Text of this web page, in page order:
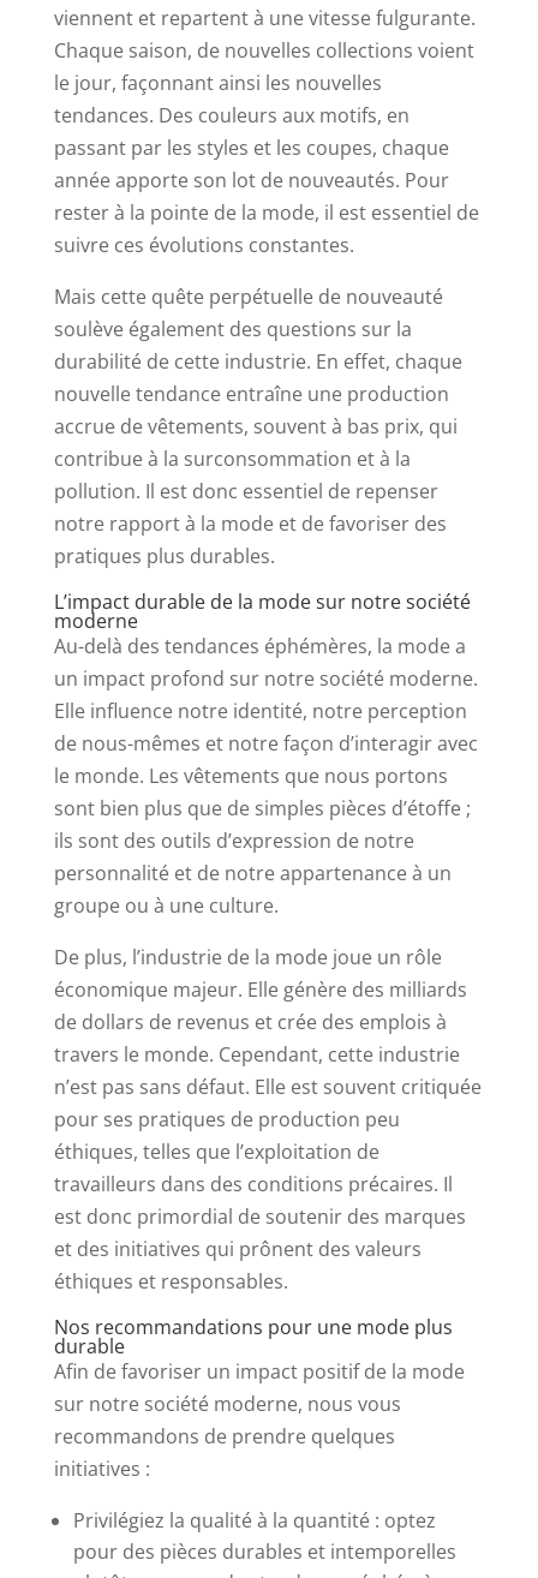
viennent et repartent à une vitesse fulgurante.
Chaque saison, de nouvelles collections voient
le jour, façonnant ainsi les nouvelles
tendances. Des couleurs aux motifs, en
passant par les styles et les coupes, chaque
année apporte son lot de nouveautés. Pour
rester à la pointe de la mode, il est essentiel de
suivre ces évolutions constantes.
Mais cette quête perpétuelle de nouveauté
soulève également des questions sur la
durabilité de cette industrie. En effet, chaque
nouvelle tendance entraîne une production
accrue de vêtements, souvent à bas prix, qui
contribue à la surconsommation et à la
pollution. Il est donc essentiel de repenser
notre rapport à la mode et de favoriser des
pratiques plus durables.
L’impact durable de la mode sur notre société
moderne
Au-delà des tendances éphémères, la mode a
un impact profond sur notre société moderne.
Elle influence notre identité, notre perception
de nous-mêmes et notre façon d’interagir avec
le monde. Les vêtements que nous portons
sont bien plus que de simples pièces d’étoffe ;
ils sont des outils d’expression de notre
personnalité et de notre appartenance à un
groupe ou à une culture.
De plus, l’industrie de la mode joue un rôle
économique majeur. Elle génère des milliards
de dollars de revenus et crée des emplois à
travers le monde. Cependant, cette industrie
n’est pas sans défaut. Elle est souvent critiquée
pour ses pratiques de production peu
éthiques, telles que l’exploitation de
travailleurs dans des conditions précaires. Il
est donc primordial de soutenir des marques
et des initiatives qui prônent des valeurs
éthiques et responsables.
Nos recommandations pour une mode plus
durable
Afin de favoriser un impact positif de la mode
sur notre société moderne, nous vous
recommandons de prendre quelques
initiatives :
Privilégiez la qualité à la quantité : optez
pour des pièces durables et intemporelles